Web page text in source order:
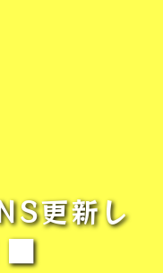
更新し
■